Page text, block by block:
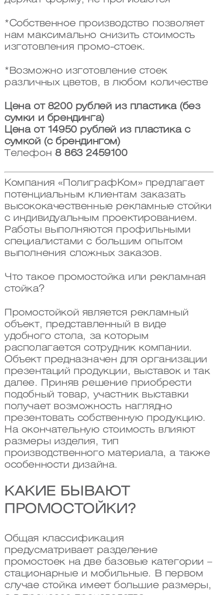
*Собственное производство позволяет
нам максимально снизить стоимость
изготовления промо-стоек.
*Возможно изготовление стоек
различных цветов, в любом количестве
Цена от 8200 рублей из пластика (без
сумки и брендинга)
Цена от 14950 рублей из пластика с
сумкой (с брендингом)
Телефон 8 863 2459100
Компания «ПолиграфКом» предлагает
потенциальным клиентам заказать
высококачественные рекламные стойки
с индивидуальным проектированием.
Работы выполняются профильными
специалистами с большим опытом
выполнения сложных заказов.
Что такое промостойка или рекламная
стойка?
Промостойкой является рекламный
объект, представленный в виде
удобного стола, за которым
располагается сотрудник компании.
Объект предназначен для организации
презентаций продукции, выставок и так
далее. Приняв решение приобрести
подобный товар, участник выставки
получает возможность наглядно
презентовать собственную продукцию.
На окончательную стоимость влияют
размеры изделия, тип
производственного материала, а также
особенности дизайна.
КАКИЕ БЫВАЮТ
ПРОМОСТОЙКИ?
Общая классификация
предусматривает разделение
промостоек на две базовые категории –
стационарные и мобильные. В первом
случае стойка имеет большие размеры,